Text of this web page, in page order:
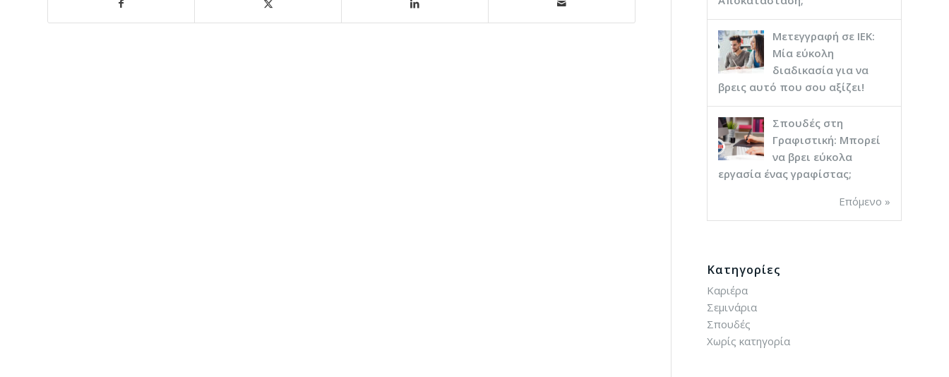
Μετεγγραφή σε ΙΕΚ:
Μία εύκολη
διαδικασία για να
βρεις αυτό που σου αξίζει!
Σπουδές στη
Γραφιστική: Μπορεί
να βρει εύκολα
εργασία ένας γραφίστας;
Επόμενο »
Kατηγορίες
Καριέρα
Σεμινάρια
Σπουδές
Χωρίς κατηγορία